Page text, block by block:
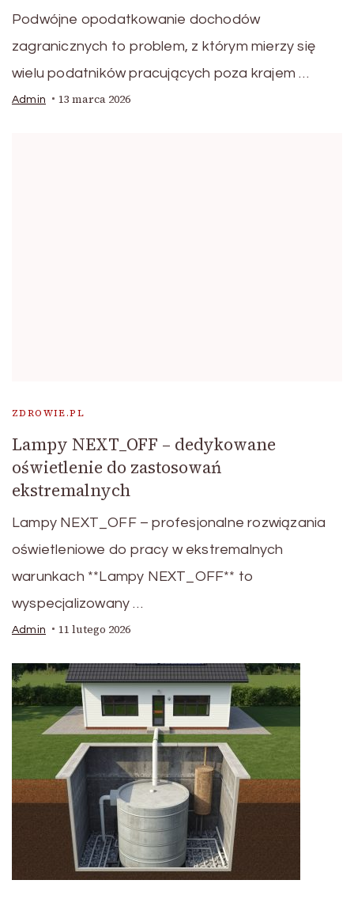
Podwójne opodatkowanie dochodów
zagranicznych to problem, z którym mierzy się
wielu podatników pracujących poza krajem …
Admin 13 marca 2026
ZDROWIE.PL
Lampy NEXT_OFF – dedykowane
oświetlenie do zastosowań
ekstremalnych
Lampy NEXT_OFF – profesjonalne rozwiązania
oświetleniowe do pracy w ekstremalnych
warunkach **Lampy NEXT_OFF** to
wyspecjalizowany …
Admin 11 lutego 2026